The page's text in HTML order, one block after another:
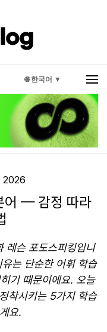
🌐 한국어 ▼
2026
어 — 감정 따라
레슨 포도스피킹입니
는 단순한 어휘 학습
기 때문이에요. 오늘
착시키는 5가지 학습
요.